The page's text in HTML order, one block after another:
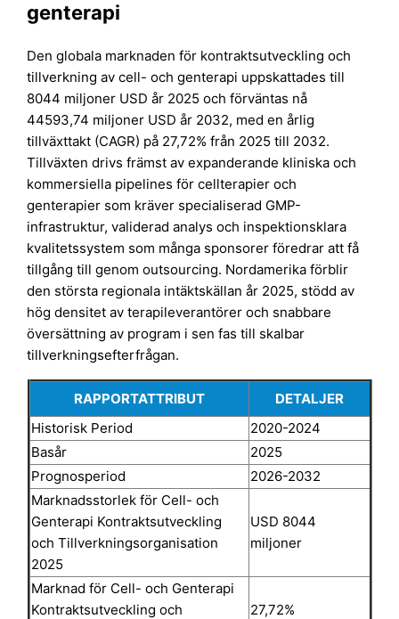
genterapi
Den globala marknaden för kontraktsutveckling och
tillverkning av cell- och genterapi uppskattades till
8044 miljoner USD år 2025 och förväntas nå
44593,74 miljoner USD år 2032, med en årlig
tillväxttakt (CAGR) på 27,72% från 2025 till 2032.
Tillväxten drivs främst av expanderande kliniska och
kommersiella pipelines för cellterapier och
genterapier som kräver specialiserad GMP-
infrastruktur, validerad analys och inspektionsklara
kvalitetssystem som många sponsorer föredrar att få
tillgång till genom outsourcing. Nordamerika förblir
den största regionala intäktskällan år 2025, stödd av
hög densitet av terapileverantörer och snabbare
översättning av program i sen fas till skalbar
tillverkningsefterfrågan.
RAPPORTATTRIBUT
DETALJER
Historisk Period
2020-2024
Basår
2025
Prognosperiod
2026-2032
Marknadsstorlek för Cell- och
Genterapi Kontraktsutveckling
och Tillverkningsorganisation
2025
USD 8044
miljoner
Marknad för Cell- och Genterapi
Kontraktsutveckling och
27,72%